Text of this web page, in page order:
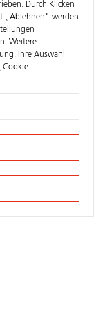
Durch Klicken
„Ablehnen" werden
Weitere
. Ihre Auswahl